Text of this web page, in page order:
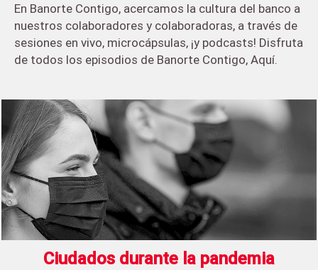
En Banorte Contigo, acercamos la cultura del banco a
nuestros colaboradores y colaboradoras, a través de
sesiones en vivo, microcápsulas, ¡y podcasts! Disfruta
de todos los episodios de Banorte Contigo, Aquí.
Ciudados durante la pandemia